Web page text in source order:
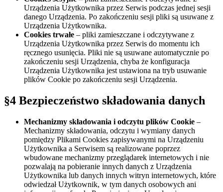
Urządzenia Użytkownika przez Serwis podczas jednej sesji
danego Urządzenia. Po zakończeniu sesji pliki są usuwane z
Urządzenia Użytkownika.
Cookies trwałe – pliki zamieszczane i odczytywane z
Urządzenia Użytkownika przez Serwis do momentu ich
ręcznego usunięcia. Pliki nie są usuwane automatycznie po
zakończeniu sesji Urządzenia, chyba że konfiguracja
Urządzenia Użytkownika jest ustawiona na tryb usuwanie
plików Cookie po zakończeniu sesji Urządzenia.
§4 Bezpieczeństwo składowania danych
Mechanizmy składowania i odczytu plików Cookie –
Mechanizmy składowania, odczytu i wymiany danych
pomiędzy Plikami Cookies zapisywanymi na Urządzeniu
Użytkownika a Serwisem są realizowane poprzez
wbudowane mechanizmy przeglądarek internetowych i nie
pozwalają na pobieranie innych danych z Urządzenia
Użytkownika lub danych innych witryn internetowych, które
odwiedzał Użytkownik, w tym danych osobowych ani